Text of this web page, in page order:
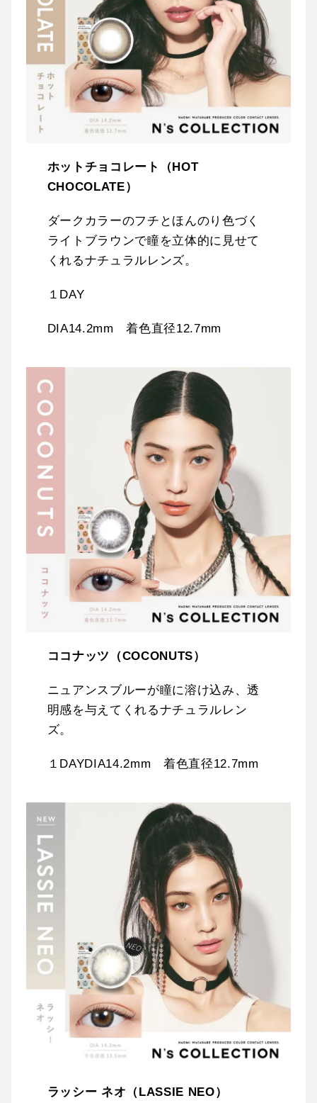
ホットチョコレート（HOT
CHOCOLATE）
ダークカラーのフチとほんのり色づく
ライトブラウンで瞳を立体的に見せて
くれるナチュラルレンズ。
１DAY
DIA14.2mm 着色直径12.7mm
ココナッツ（COCONUTS）
ニュアンスブルーが瞳に溶け込み、透
明感を与えてくれるナチュラルレン
ズ。
１DAYDIA14.2mm 着色直径12.7mm
ラッシー ネオ（LASSIE NEO）